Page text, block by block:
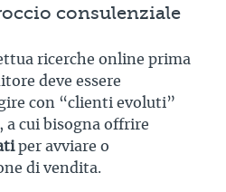
consulenziale
ricerche online prima
deve essere
con “clienti evoluti”
cui bisogna offrire
per avviare o
di vendita.